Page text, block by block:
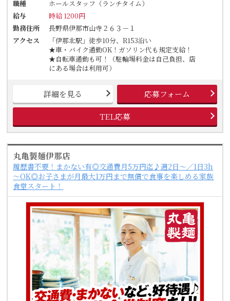
職種
ホールスタッフ（ランチタイム）
給与
時給 1200円
勤務住所
長野県伊那市山寺２６３－１
アクセス
「伊那北駅」徒歩10分、R153沿い
★車・バイク通勤OK！ガソリン代も規定支給！
★自転車通勤も可！（駐輪場料金は自己負担、店
にある場合は利用可）
詳細を見る 応募フォーム
TEL応募
丸亀製麺伊那店
履歴書不要！まかない有◎交通費月5万円迄♪週2日～／1日3h
～OK◎お子さまが月最大1万円まで無償で食事を楽しめる家族
食堂スタート！